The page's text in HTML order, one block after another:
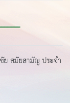
ย สมัยสามัญ ประจำ